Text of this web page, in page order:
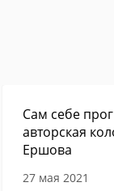
Сам себе
авторская
Ершова
27 мая 2021